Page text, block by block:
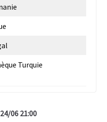
Turquie
06 21:00